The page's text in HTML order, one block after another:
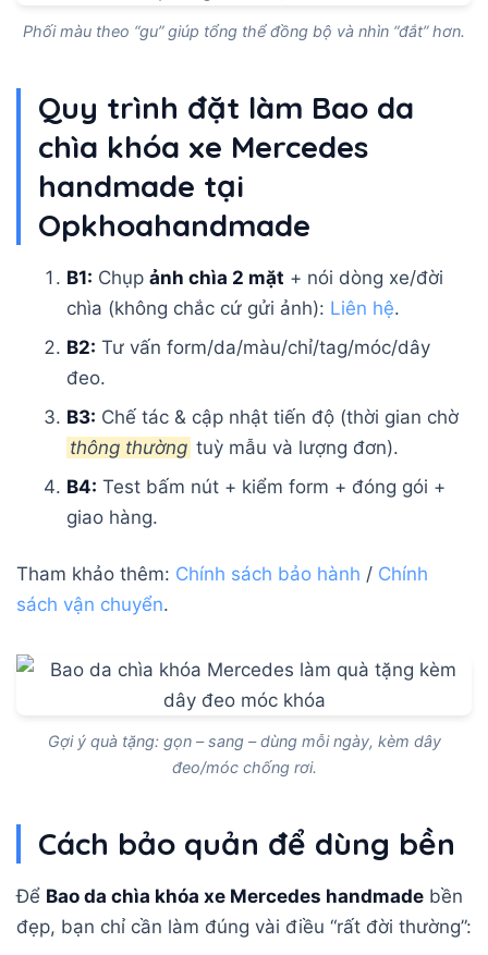
Phối màu theo “gu” giúp tổng thể đồng bộ và nhìn “đắt” hơn.
Quy trình đặt làm Bao da
chìa khóa xe Mercedes
handmade tại
Opkhoahandmade
B1: Chụpảnh chìa 2 mặt + nói dòng xe/đời
chìa (không chắc cứ gửi ảnh): Liên hệ.
B2: Tư vấn form/da/màu/chỉ/tag/móc/dây
đeo.
B3: Chế tác & cập nhật tiến độ (thời gian chờ
thông thường tuỳ mẫu và lượng đơn).
B4: Test bấm nút + kiểm form + đóng gói +
giao hàng.
Tham khảo thêm: Chính sách bảo hành / Chính
sách vận chuyển.
Gợi ý quà tặng: gọn – sang – dùng mỗi ngày, kèm dây
đeo/móc chống rơi.
Cách bảo quản để dùng bền
Để Bao da chìa khóa xe Mercedes handmade bền
đẹp, bạn chỉ cần làm đúng vài điều “rất đời thường”: